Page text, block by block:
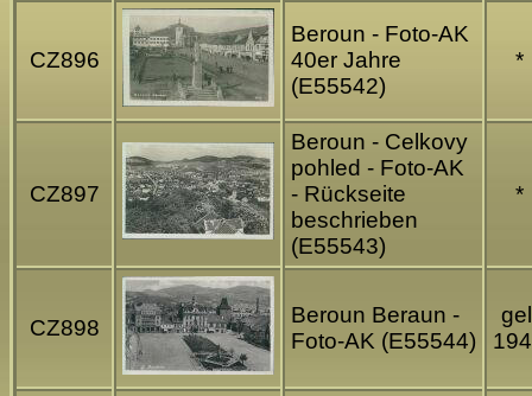
CZ896
Beroun - Foto-AK
40er Jahre
(E55542)
*
CZ897
Beroun - Celkovy
pohled - Foto-AK
- Rückseite
beschrieben
(E55543)
*
CZ898
Beroun Beraun -
Foto-AK (E55544)